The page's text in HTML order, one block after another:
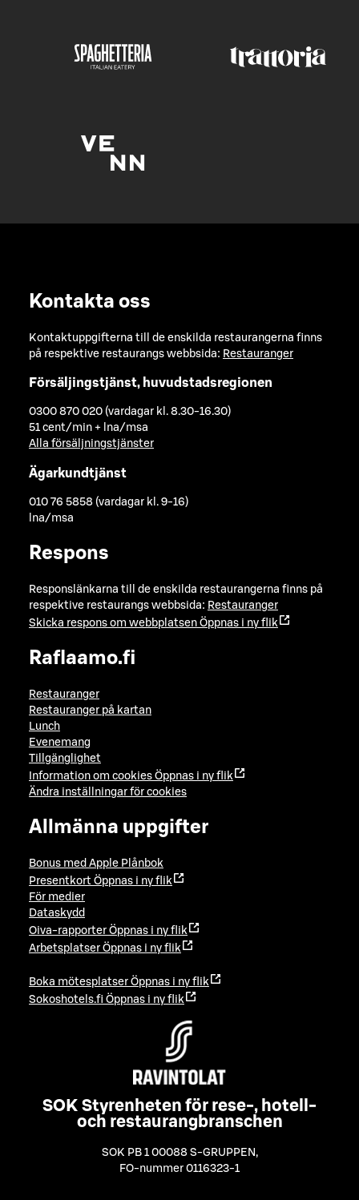
Kontakta oss
Kontaktuppgifterna till de enskilda restaurangerna finns
på respektive restaurangs webbsida: Restauranger
Försäljingstjänst, huvudstadsregionen
0300 870 020 (vardagar kl. 8.30-16.30)
51 cent/min + lna/msa
Alla försäljningstjänster
Ägarkundtjänst
010 76 5858 (vardagar kl. 9-16)
lna/msa
Respons
Responslänkarna till de enskilda restaurangerna finns på
respektive restaurangs webbsida: Restauranger
Skicka respons om webbplatsen Öppnas i ny flik
Raflaamo.fi
Restauranger
Restauranger på kartan
Lunch
Evenemang
Tillgänglighet
Information om cookies Öppnas i ny flik
Ändra inställningar för cookies
Allmänna uppgifter
Bonus med Apple Plånbok
Presentkort Öppnas i ny flik
För medier
Dataskydd
Oiva-rapporter Öppnas i ny flik
Arbetsplatser Öppnas i ny flik
Boka mötesplatser Öppnas i ny flik
Sokoshotels.fi Öppnas i ny flik
SOK Styrenheten för rese-, hotell-
och restaurangbranschen
SOK PB 1 00088 S-GRUPPEN ,
FO-nummer 0116323-1